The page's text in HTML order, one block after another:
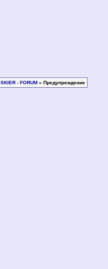
SKIER - FORUM» Предупреждение